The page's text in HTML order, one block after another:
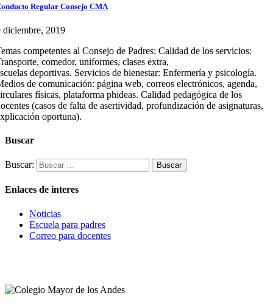
Regular Consejo CMA
diciembre, 2019
competentes al Consejo de Padres: Calidad de los servicios:
comedor, uniformes, clases extra,
deportivas. Servicios de bienestar: Enfermería y psicología.
de comunicación: página web, correos electrónicos, agenda,
físicas, plataforma phideas. Calidad pedagógica de los
(casos de falta de asertividad, profundización de asignaturas,
oportuna).
Buscar
Buscar:
Enlaces de interes
Noticias
Escuela para padres
Correo para docentes